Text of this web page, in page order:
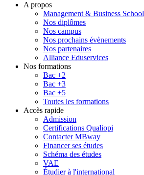
A propos
Management & Business School
Nos diplômes
Nos campus
Nos prochains évènements
Nos partenaires
Alliance Eduservices
Nos formations
Bac +2
Bac +3
Bac +5
Toutes les formations
Accès rapide
Admission
Certifications Qualiopi
Contacter MBway
Financer ses études
Schéma des études
VAE
Étudier à l'international